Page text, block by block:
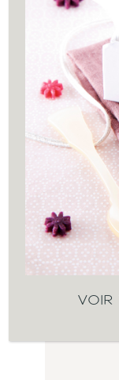
VOIR